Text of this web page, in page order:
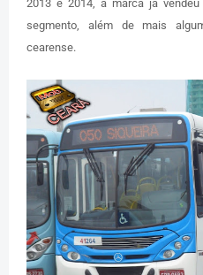
2013 e 2014, a marca já
segmento, além de mais
cearense.